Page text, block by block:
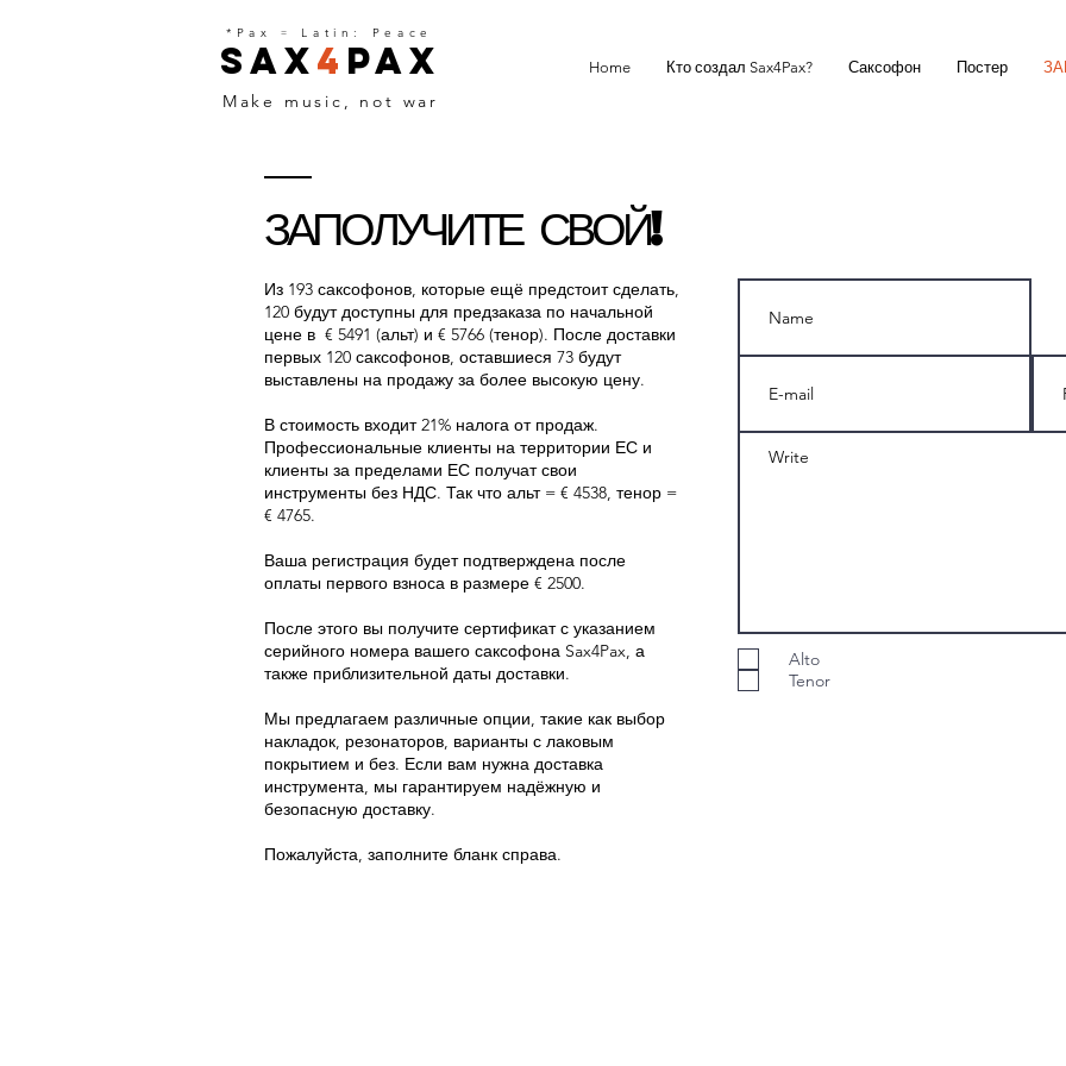
*Pax= Latin: Peace
Sax4 Pax
Make music, not war
Home Кто создал Sax4Pax? Саксофон Постер
ЗАПОЛУЧИТЕ СВОЙ!
Из 193 саксофонов, которые ещё предстоит сделать,
120 будут доступны для предзаказа по начальной
цене в € 5491 (альт) и € 5766 (тенор). После доставки
первых 120 саксофонов, оставшиеся 73 будут
выставлены на продажу за более высокую цену.
В стоимость входит 21% налога от продаж.
Профессиональные клиенты на территории ЕС и
клиенты за пределами ЕС получат свои
инструменты без НДС. Так что альт = € 4538, тенор =
€ 4765.
Ваша регистрация будет подтверждена после
оплаты первого взноса в размере € 2500.
После этого вы получите сертификат с указанием
серийного номера вашего саксофона Sax4Pax, а
также приблизительной даты доставки.
Мы предлагаем различные опции, такие как выбор
накладок, резонаторов, варианты с лаковым
покрытием и без. Если вам нужна доставка
инструмента, мы гарантируем надёжную и
безопасную доставку.
Пожалуйста, заполните бланк справа.
Alto
Tenor